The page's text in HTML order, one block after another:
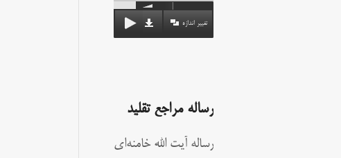
تغییر اندازه
رساله مراجع تقلید
رساله آیت الله خامنه‌ای